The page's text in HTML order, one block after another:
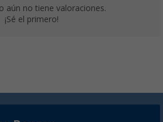
aún no tiene valoraciones.
¡Sé el primero!